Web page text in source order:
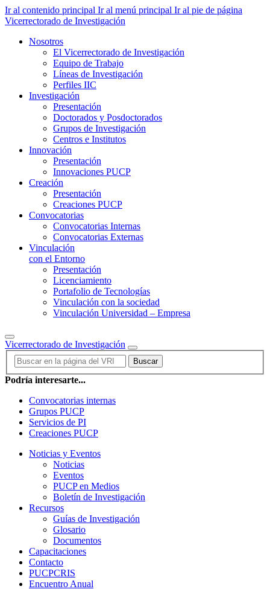
Ir al contenido principal Ir al menú principal Ir al pie de página
Vicerrectorado de Investigación
Nosotros
El Vicerrectorado de Investigación
Equipo de Trabajo
Líneas de Investigación
Perfiles IIC
Investigación
Presentación
Doctorados y Posdoctorados
Grupos de Investigación
Centros e Institutos
Innovación
Presentación
Innovaciones PUCP
Creación
Presentación
Creaciones PUCP
Convocatorias
Convocatorias Internas
Convocatorias Externas
Vinculación
con el Entorno
Presentación
Licenciamiento
Portafolio de Tecnologías
Vinculación con la sociedad
Vinculación Universidad – Empresa
Vicerrectorado de Investigación
Buscar
Podría interesarte...
Convocatorias internas
Grupos PUCP
Servicios de PI
Creaciones PUCP
Noticias y Eventos
Noticias
Eventos
PUCP en Medios
Boletín de Investigación
Recursos
Guías de Investigación
Glosario
Documentos
Capacitaciones
Contacto
PUCPCRIS
Encuentro Anual